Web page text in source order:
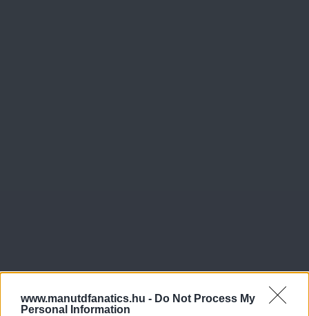
www.manutdfanatics.hu - Do Not Process My
Personal Information